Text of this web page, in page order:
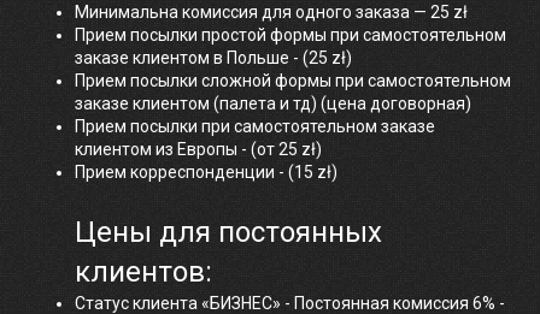
Минимальна комиссия для одного заказа — 25 zł
Прием посылки простой формы при самостоятельном
заказе клиентом в Польше - (25 zł)
Прием посылки сложной формы при самостоятельном
заказе клиентом (палета и тд) (цена договорная)
Прием посылки при самостоятельном заказе
клиентом из Европы - (от 25 zł)
Прием корреспонденции - (15 zł)
Цены для постоянных
клиентов:
Статус клиента «БИЗНЕС» - Постоянная комиссия 6% -